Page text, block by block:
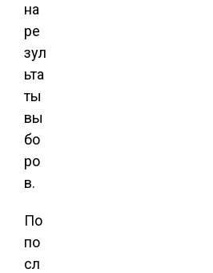
на
ре
зул
ьта
ты
вы
бо
ро
в.
По
по
сл